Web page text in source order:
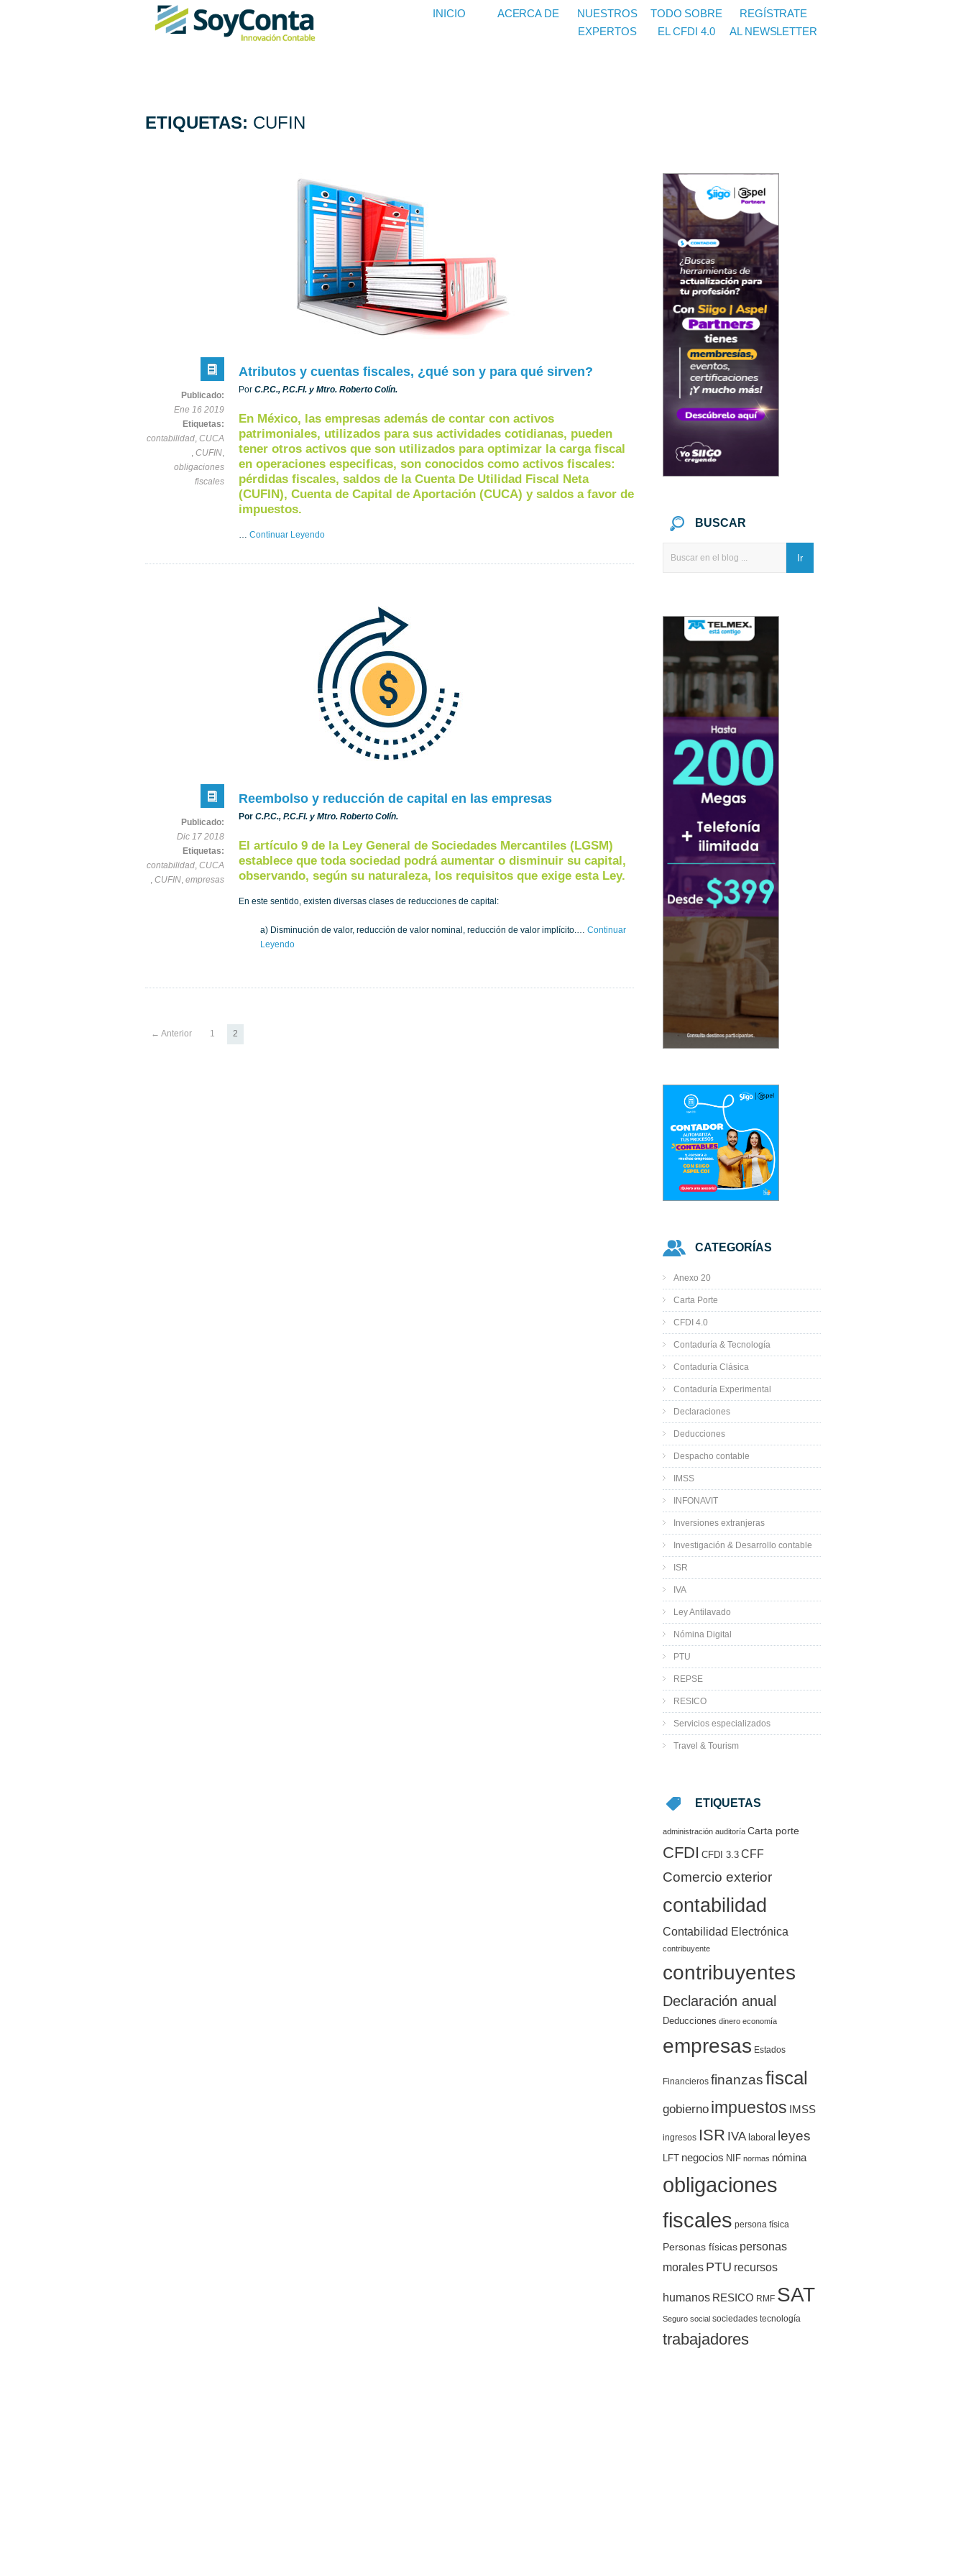
INICIO ACERCA DE
NUESTROS
EXPERTOS
TODO SOBRE
EL CFDI 4.0
REGÍSTRATE
AL NEWSLETTER
ETIQUETAS: CUFIN
Atributos y cuentas fiscales, ¿qué son y para qué sirven?
Por C.P.C., P.C.FI. y Mtro. Roberto Colín.
En México, las empresas además de contar con activos
patrimoniales, utilizados para sus actividades cotidianas, pueden
tener otros activos que son utilizados para optimizar la carga fiscal
en operaciones especificas, son conocidos como activos fiscales:
pérdidas fiscales, saldos de la Cuenta De Utilidad Fiscal Neta
(CUFIN), Cuenta de Capital de Aportación (CUCA) y saldos a favor de
impuestos.
… Continuar Leyendo
Publicado:
Ene 16 2019
Etiquetas:
contabilidad, CUCA
, CUFIN,
obligaciones
fiscales
Reembolso y reducción de capital en las empresas
Por C.P.C., P.C.FI. y Mtro. Roberto Colín.
El artículo 9 de la Ley General de Sociedades Mercantiles (LGSM)
establece que toda sociedad podrá aumentar o disminuir su capital,
observando, según su naturaleza, los requisitos que exige esta Ley.
En este sentido, existen diversas clases de reducciones de capital:
a) Disminución de valor, reducción de valor nominal, reducción de valor implícito.… Continuar
Leyendo
Publicado:
Dic 17 2018
Etiquetas:
contabilidad, CUCA
, CUFIN, empresas
← Anterior 1 2
BUSCAR
CATEGORÍAS
Anexo 20
Carta Porte
CFDI 4.0
Contaduría & Tecnología
Contaduría Clásica
Contaduría Experimental
Declaraciones
Deducciones
Despacho contable
IMSS
INFONAVIT
Inversiones extranjeras
Investigación & Desarrollo contable
ISR
IVA
Ley Antilavado
Nómina Digital
PTU
REPSE
RESICO
Servicios especializados
Travel & Tourism
ETIQUETAS
administración auditoría Carta porte
CFDI CFDI 3.3 CFF
Comercio exterior
contabilidad
Contabilidad Electrónica
contribuyente
contribuyentes
Declaración anual
Deducciones dinero economía
empresas Estados
Financieros finanzasfiscal
gobierno impuestos IMSS
ingresos ISR IVA laboral leyes
LFT negocios NIF normas nómina
obligaciones
fiscales persona física
Personas físicas personas
morales PTU recursos
humanos RESICO RMF SAT
Seguro social sociedades tecnología
trabajadores